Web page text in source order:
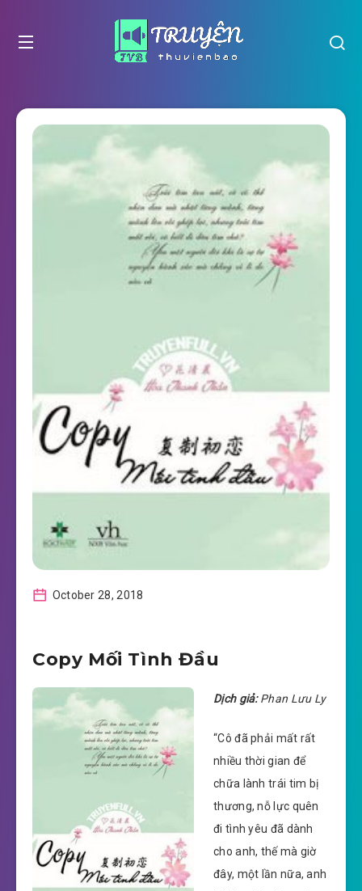
October 28, 2018
Copy Mối Tình Đầu
Dịch giả:Phan Lưu Ly
“Cô đã phải mất rất
nhiều thời gian để
chữa lành trái tim bị
thương, nỗ lực quên
đi tình yêu đã dành
cho anh, thế mà giờ
đây, một lần nữa, anh